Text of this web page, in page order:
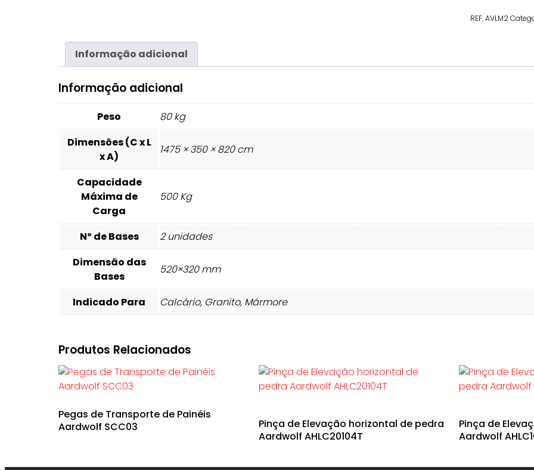
REF:AVLM2
Informação adicional
Informação adicional
Peso
80 kg
Dimensões (C x L
x A)
1475 × 350 × 820 cm
Capacidade
Máxima de
Carga
500 Kg
Nº de Bases
2 unidades
Dimensão das
Bases
520×320 mm
Indicado Para Calcário, Granito, Mármore
Produtos Relacionados
Pegas de Transporte de Painéis
Aardwolf SCC03
Pinça de Elevação horizontal de pedra
Aardwolf AHLC20104T
Pinça de
Aardwolf